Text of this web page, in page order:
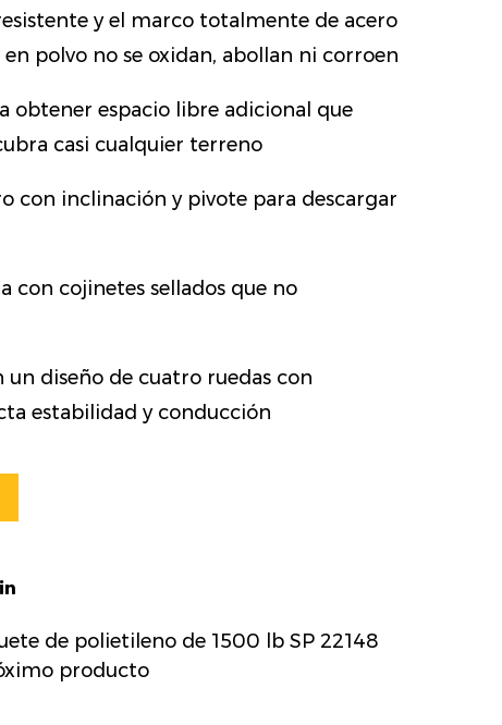
y el marco totalmente de acero
polvo no se oxidan, abollan ni corroen
obtener espacio libre adicional que
casi cualquier terreno
con inclinación y pivote para descargar
con cojinetes sellados que no
diseño de cuatro ruedas con
estabilidad y conducción
de polietileno de 1500 lb SP 22148
producto